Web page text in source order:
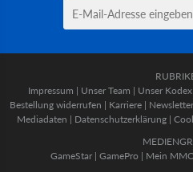
Impressum | Unser Team | Unser Kodex
Bestellung widerrufen | Karriere | Newsletter
Mediadaten | Datenschutzerklärung |
GameStar| GamePro | Mein